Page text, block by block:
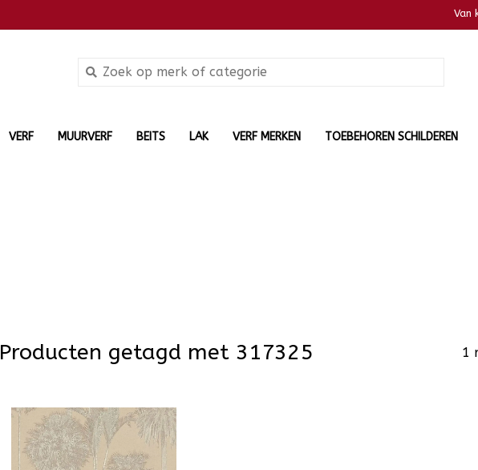
Van
VERF MUURVERF BEITS LAK VERF MERKEN TOEBEHOREN SCHILDEREN
Producten getagd met 317325 1